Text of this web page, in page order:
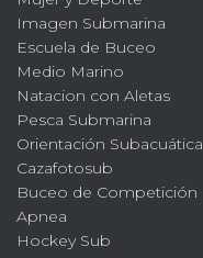
Imagen Submarina
Escuela de Buceo
Medio Marino
Natacion con Aletas
Pesca Submarina
Orientación Subacuática
Cazafotosub
Buceo de Competición
Apnea
Hockey Sub